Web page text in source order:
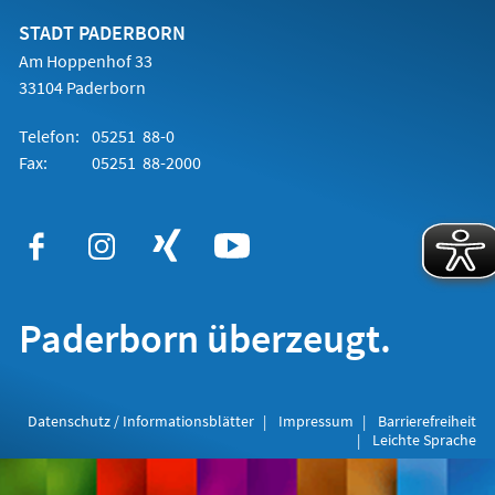
STADT PADERBORN
Am Hoppenhof 33
33104 Paderborn
Telefon: 05251 88-0
Fax:
05251 88-2000
Paderborn überzeugt.
Datenschutz / Informationsblätter Impressum
Barrierefreiheit
Leichte Sprache